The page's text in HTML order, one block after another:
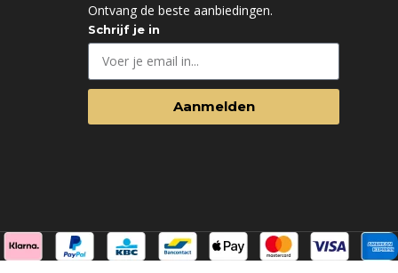
Ontvang de beste aanbiedingen.
Schrijf je in
Aanmelden